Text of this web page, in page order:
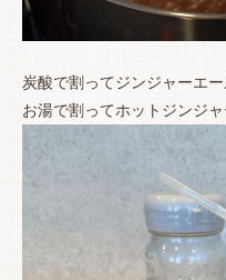
炭酸で割ってジンジャーエ
お湯で割ってホットジンジ